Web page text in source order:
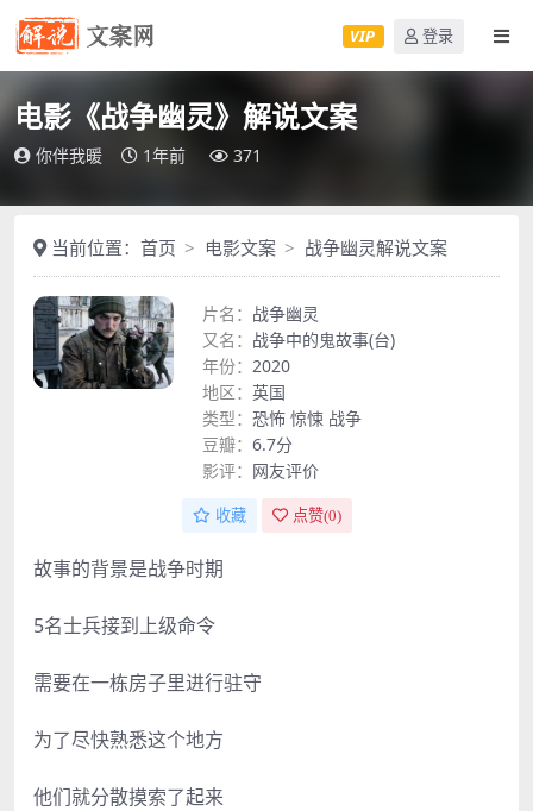
VIP 登录
电影《战争幽灵》解说文案
你伴我暖 1年前 371
当前位置： 首页 电影文案 战争幽灵解说文案
片名： 战争幽灵
又名： 战争中的鬼故事(台)
年份： 2020
地区： 英国
类型： 恐怖 惊悚 战争
豆瓣： 6.7分
影评： 网友评价
收藏 点赞(0)
故事的背景是战争时期
5名士兵接到上级命令
需要在一栋房子里进行驻守
为了尽快熟悉这个地方
他们就分散摸索了起来